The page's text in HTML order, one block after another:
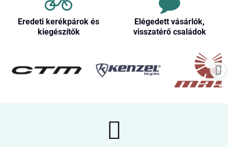
Eredeti kerékpárok és
kiegészítők
Elégedett vásárlók,
visszatérő családok